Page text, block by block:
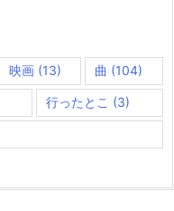
映画(13) 曲 (104)
行ったとこ (3)